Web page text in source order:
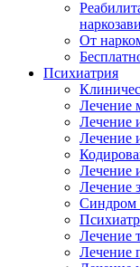
От
Психиатрия
Лечение
Лечение
Лечение
Лечение
Лечение
Синдром
Лечение
Лечение